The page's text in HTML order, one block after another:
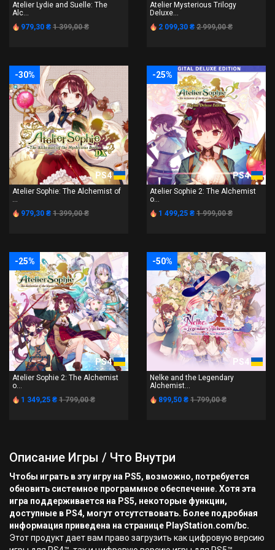
Atelier Lydie and Suelle: The
Alc...
979,30 ₴ 1 399,00 ₴
Atelier Mysterious Trilogy
Deluxe...
2 099,30 ₴ 2 999,00 ₴
-30%
PS4
Atelier Sophie: The Alchemist of
...
979,30 ₴ 1 399,00 ₴
-25%
PS4
Atelier Sophie 2: The Alchemist
o...
1 499,25 ₴ 1 999,00 ₴
-25%
PS4
Atelier Sophie 2: The Alchemist
o...
1 349,25 ₴ 1 799,00 ₴
-50%
PS4
Nelke and the Legendary
Alchemist...
899,50 ₴ 1 799,00 ₴
Описание Игры / Что Внутри
Чтобы играть в эту игру на PS5, возможно, потребуется
обновить системное программное обеспечение. Хотя эта
игра поддерживается на PS5, некоторые функции,
доступные в PS4, могут отсутствовать. Более подробная
информация приведена на странице PlayStation.com/bc.
Этот продукт дает вам право загрузить как цифровую версию